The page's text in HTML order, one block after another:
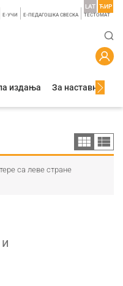
E-УЧИ Е-ПЕДАГОШКА СВЕСКА TЕСТОМАТ
LAT ЋИР
издања За наставнике
са леве стране